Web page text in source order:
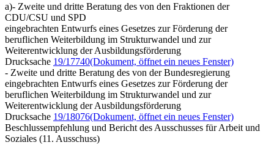
a)- Zweite und dritte Beratung des von den Fraktionen der
CDU/CSU und SPD
eingebrachten Entwurfs eines Gesetzes zur Förderung der
beruflichen Weiterbildung im Strukturwandel und zur
Weiterentwicklung der Ausbildungsförderung
Drucksache 19/17740(Dokument, öffnet ein neues Fenster)
- Zweite und dritte Beratung des von der Bundesregierung
eingebrachten Entwurfs eines Gesetzes zur Förderung der
beruflichen Weiterbildung im Strukturwandel und zur
Weiterentwicklung der Ausbildungsförderung
Drucksache 19/18076(Dokument, öffnet ein neues Fenster)
Beschlussempfehlung und Bericht des Ausschusses für Arbeit und
Soziales (11. Ausschuss)